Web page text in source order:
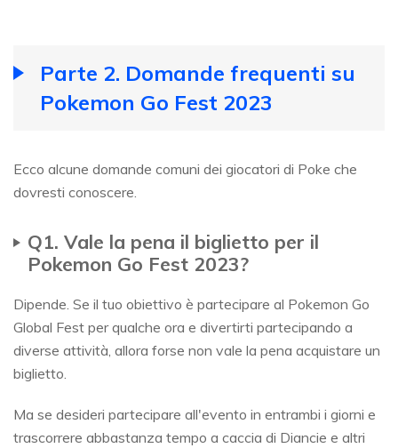
Parte 2. Domande frequenti su
Pokemon Go Fest 2023
Ecco alcune domande comuni dei giocatori di Poke che
dovresti conoscere.
Q1. Vale la pena il biglietto per il
Pokemon Go Fest 2023?
Dipende. Se il tuo obiettivo è partecipare al Pokemon Go
Global Fest per qualche ora e divertirti partecipando a
diverse attività, allora forse non vale la pena acquistare un
biglietto.
Ma se desideri partecipare all'evento in entrambi i giorni e
trascorrere abbastanza tempo a caccia di Diancie e altri